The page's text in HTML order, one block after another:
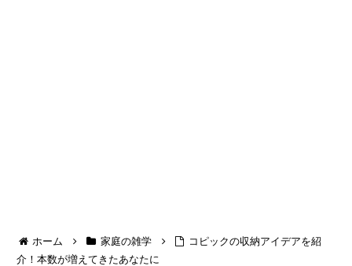
ホーム 家庭の雑学
コピックの収納アイデアを紹
介！本数が増えてきたあなたに